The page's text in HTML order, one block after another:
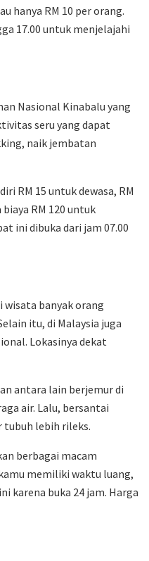
hanya RM 10 per orang.
17.00 untuk menjelajahi
Nasional Kinabalu yang
seru yang dapat
naik jembatan
RM 15 untuk dewasa, RM
RM 120 untuk
ini dibuka dari jam 07.00
banyak orang
itu, di Malaysia juga
Lokasinya dekat
antara lain berjemur di
air. Lalu, bersantai
tubuh lebih rileks.
berbagai macam
memiliki waktu luang,
karena buka 24 jam. Harga